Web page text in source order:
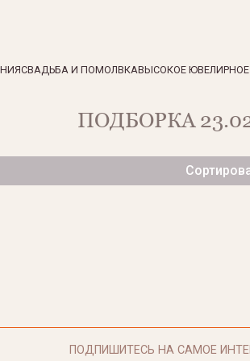
СВАДЬБА И ПОМОЛВКАВЫСОКОЕ
ПОДБОРКА
ПОДПИШИТЕСЬ НА САМОЕ